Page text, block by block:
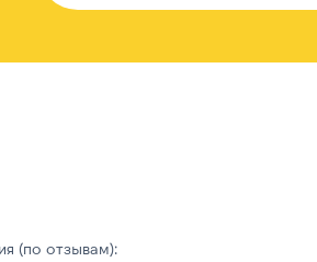
(по отзывам):